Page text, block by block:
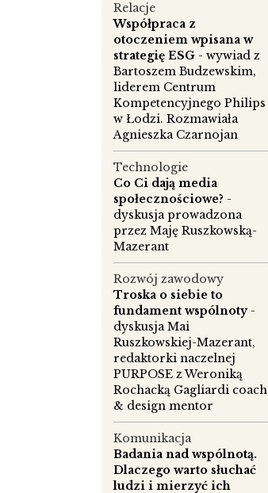
Relacje
Współpraca z
otoczeniem wpisana w
strategię ESG - wywiad z
Bartoszem Budzewskim,
liderem Centrum
Kompetencyjnego Philips
w Łodzi. Rozmawiała
Agnieszka Czarnojan
Technologie
Co Ci dają media
społecznościowe? -
dyskusja prowadzona
przez Maję Ruszkowską-
Mazerant
Rozwój zawodowy
Troska o siebie to
fundament wspólnoty-
dyskusja Mai
Ruszkowskiej-Mazerant,
redaktorki naczelnej
PURPOSE z Weroniką
Rochacką Gagliardi coach
& design mentor
Komunikacja
Badania nad wspólnotą.
Dlaczego warto słuchać
ludzi i mierzyć ich